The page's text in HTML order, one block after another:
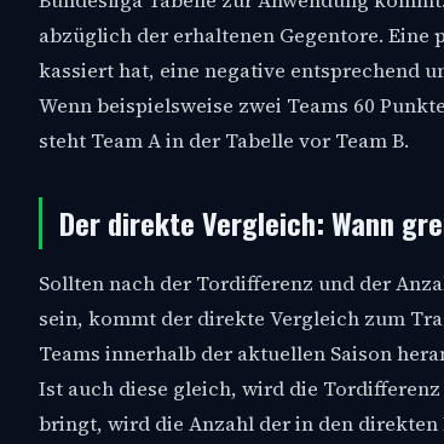
abzüglich der erhaltenen Gegentore. Eine
kassiert hat, eine negative entsprechend
Wenn beispielsweise zwei Teams 60
steht Team A in der Tabelle vor Team B.
Der direkte Vergleich: Wann
Sollten nach der Tordifferenz und der
sein, kommt der direkte Vergleich zum
Teams innerhalb der aktuellen Saison
Ist auch diese gleich, wird die
bringt, wird die Anzahl der in den direkten